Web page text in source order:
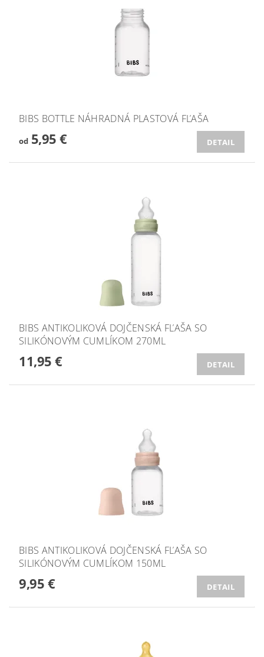
BIBS BOTTLE NÁHRADNÁ PLASTOVÁ FĽAŠA
od5,95 € DETAIL
BIBS ANTIKOLIKOVÁ DOJČENSKÁ FĽAŠA SO
SILIKÓNOVÝM CUMLÍKOM 270ML
11,95 € DETAIL
BIBS ANTIKOLIKOVÁ DOJČENSKÁ FĽAŠA SO
SILIKÓNOVÝM CUMLÍKOM 150ML
9,95 € DETAIL